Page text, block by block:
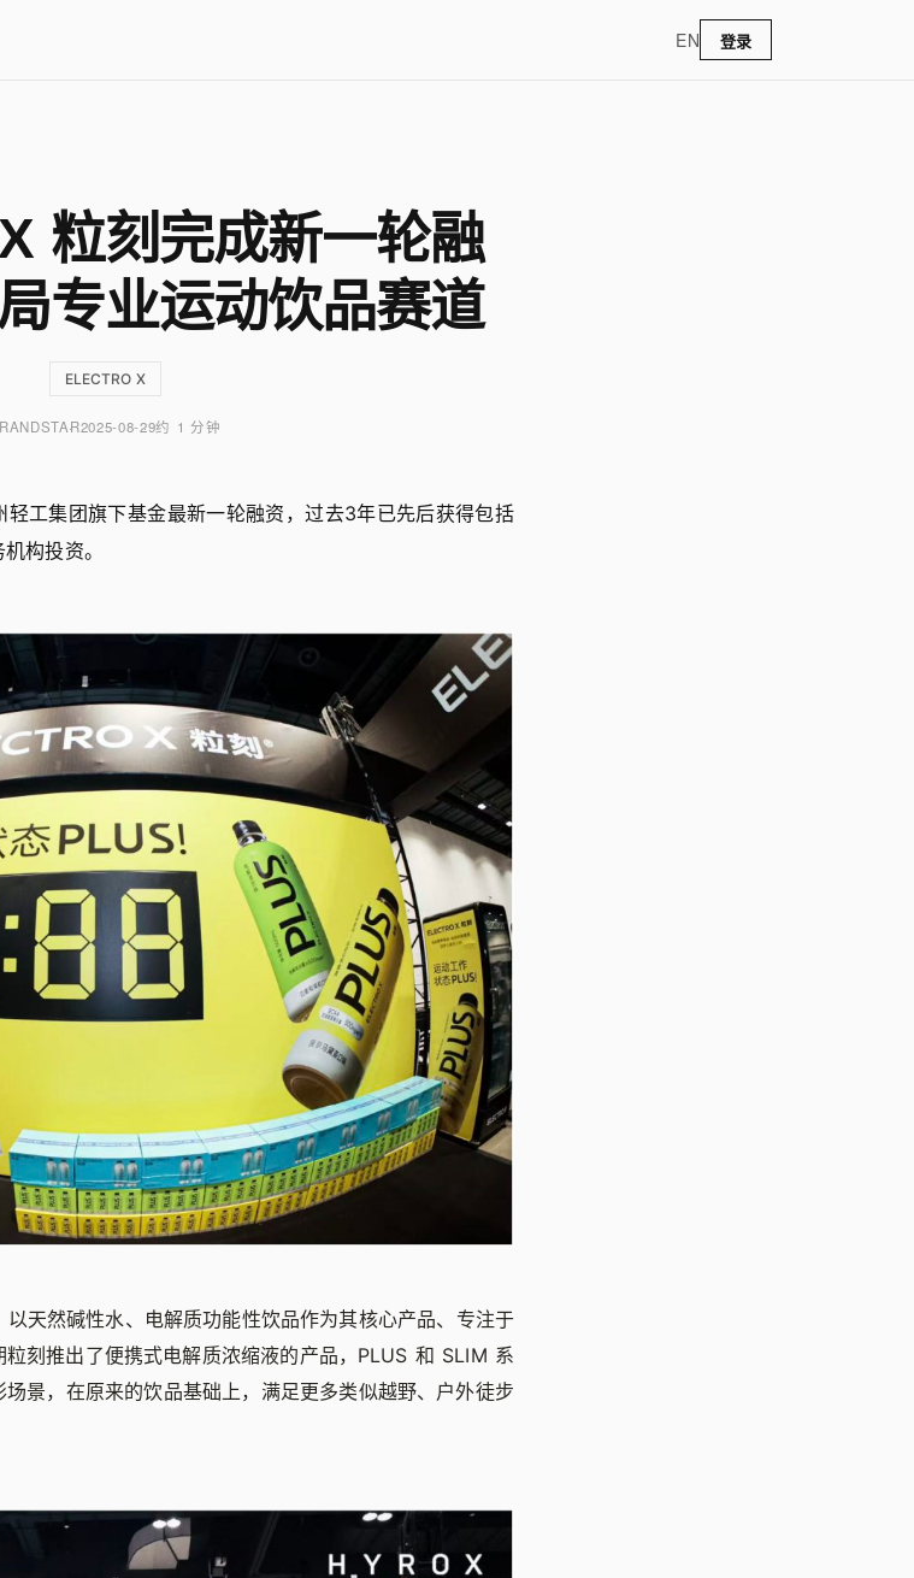
EN 登录
粒刻完成新一轮融
专业运动饮品赛道
ELECTRO X
2025-08-29约 1 分钟
工集团旗下基金最新一轮融资，过去3年已先后获得包括
构投资。
天然碱性水、电解质功能性饮品作为其核心产品、专注于
刻推出了便携式电解质浓缩液的产品，PLUS 和 SLIM 系
景，在原来的饮品基础上，满足更多类似越野、户外徒步